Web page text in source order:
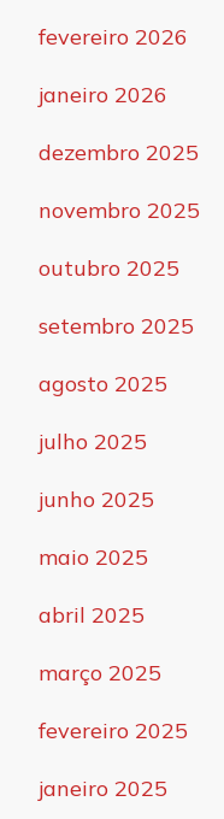
fevereiro 2026
janeiro 2026
dezembro 2025
novembro 2025
outubro 2025
setembro 2025
agosto 2025
julho 2025
junho 2025
maio 2025
abril 2025
março 2025
fevereiro 2025
janeiro 2025